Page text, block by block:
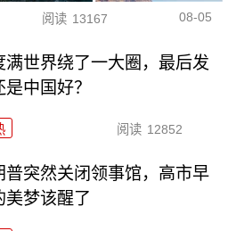
阅读 13167 08-05
满世界绕了一大圈，最后发
是中国好？
阅读 12852
普突然关闭领事馆，高市早
美梦该醒了